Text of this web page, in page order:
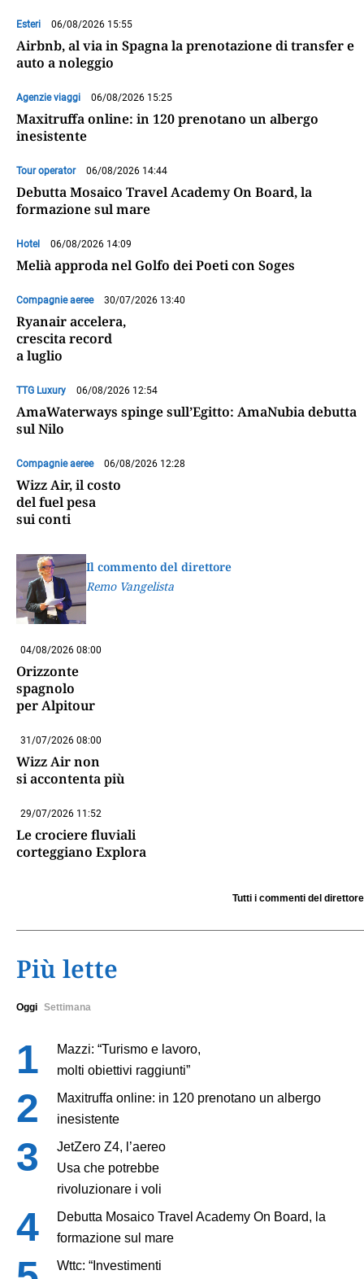
Esteri 06/08/2026 15:55
Airbnb, al via in Spagna la prenotazione di transfer e
auto a noleggio
Agenzie viaggi 06/08/2026 15:25
Maxitruffa online: in 120 prenotano un albergo
inesistente
Tour operator 06/08/2026 14:44
Debutta Mosaico Travel Academy On Board, la
formazione sul mare
Hotel 06/08/2026 14:09
Melià approda nel Golfo dei Poeti con Soges
Compagnie aeree 30/07/2026 13:40
Ryanair accelera,
crescita record
a luglio
TTG Luxury 06/08/2026 12:54
AmaWaterways spinge sull’Egitto: AmaNubia debutta
sul Nilo
Compagnie aeree 06/08/2026 12:28
Wizz Air, il costo
del fuel pesa
sui conti
Il commento del direttore
Remo Vangelista
04/08/2026 08:00
Orizzonte
spagnolo
per Alpitour
31/07/2026 08:00
Wizz Air non
si accontenta più
29/07/2026 11:52
Le crociere fluviali
corteggiano Explora
Tutti i commenti del direttore
Più lette
Oggi Settimana
Mazzi: “Turismo e lavoro,
molti obiettivi raggiunti”
Maxitruffa online: in 120 prenotano un albergo
inesistente
JetZero Z4, l’aereo
Usa che potrebbe
rivoluzionare i voli
Debutta Mosaico Travel Academy On Board, la
formazione sul mare
Wttc: “Investimenti